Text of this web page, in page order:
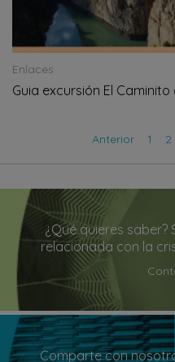
Enlaces
Guia excursión El Caminito
Anterior 1 2
¿Qué quieres saber?
relacionada con la
Comparte con